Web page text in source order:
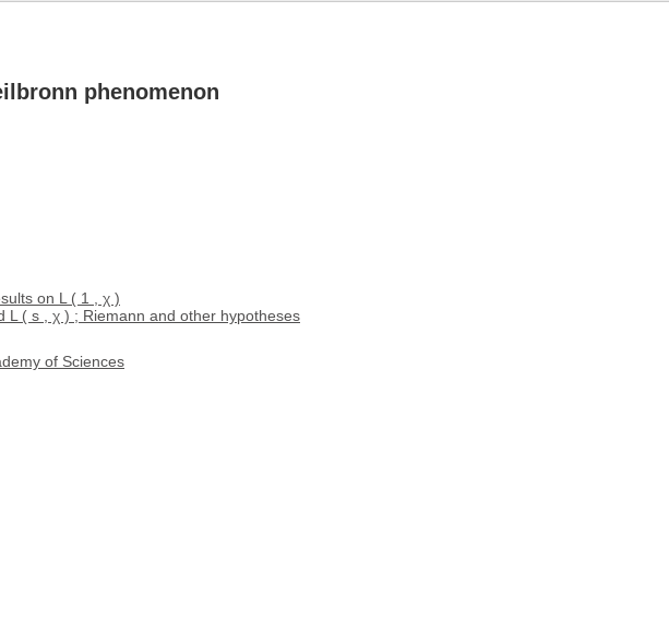
phenomenon
on L ( 1 , χ )
L ( s , χ ) ; Riemann and other hypotheses
of Sciences